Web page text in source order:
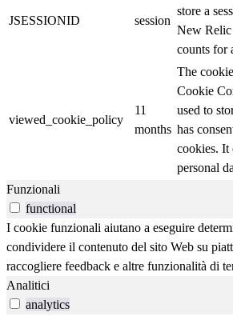
JSESSIONID session
store a
New Relic
counts for
viewed_cookie_policy
11
months
The
Cookie
used to
has
cookies. It
personal
Funzionali
functional
I cookie funzionali aiutano a eseguire
condividere il contenuto del sito Web su
raccogliere feedback e altre funzionalità di
Analitici
analytics